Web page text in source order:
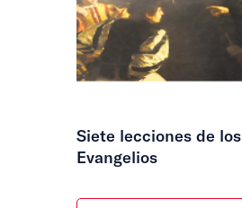
Siete lecciones de los
Evangelios